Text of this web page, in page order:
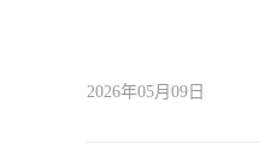
2026年05月09日